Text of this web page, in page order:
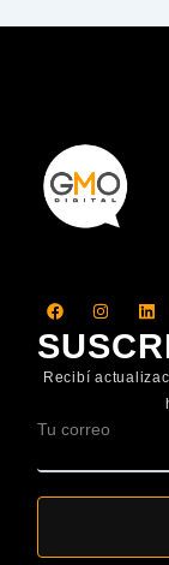
F
a
c
e
o
I
n
s
t
g
m
L
i
n
k
d
Recibí
Tu correo